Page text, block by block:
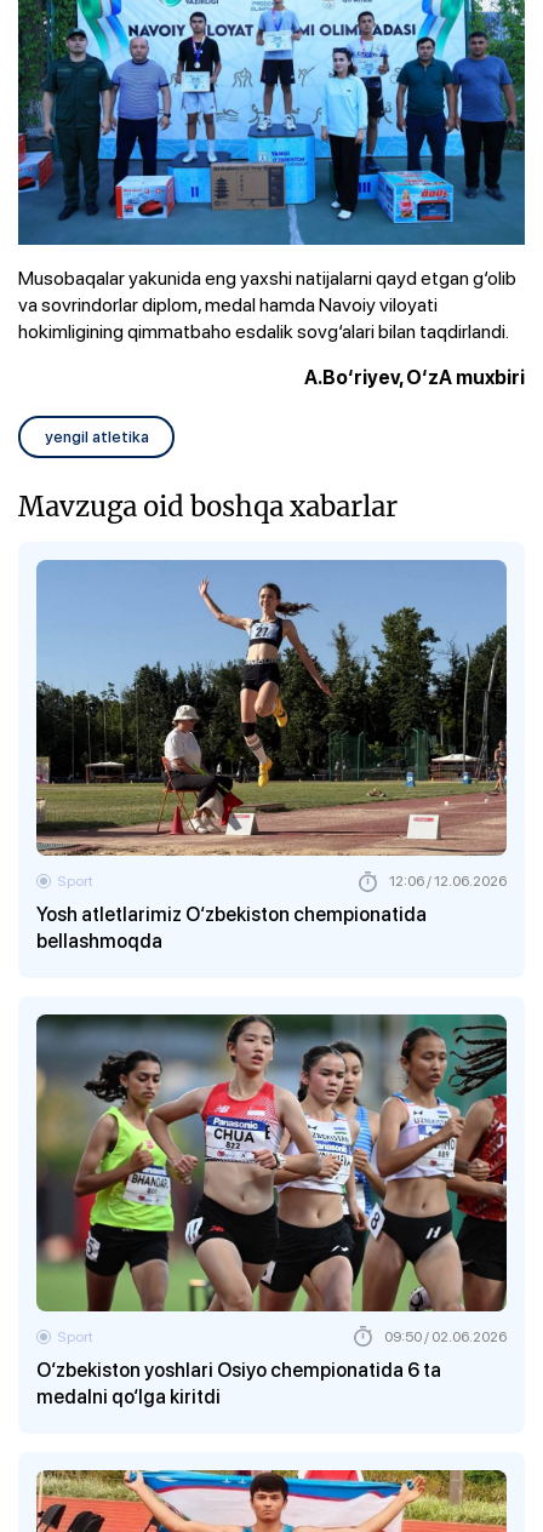
Musobaqalar yakunida eng yaxshi natijalarni qayd etgan g‘olib
va sovrindorlar diplom, medal hamda Navoiy viloyati
hokimligining qimmatbaho esdalik sovg‘alari bilan taqdirlandi.
A.Bo‘riyev, O‘zA muxbiri
yengil atletika
Mavzuga oid boshqa xabarlar
Yosh atletlarimiz O‘zbekiston chempionatida
bellashmoqda
Sport 12:06 / 12.06.2026
O‘zbekiston yoshlari Osiyo chempionatida 6 ta
medalni qo‘lga kiritdi
Sport 09:50 / 02.06.2026